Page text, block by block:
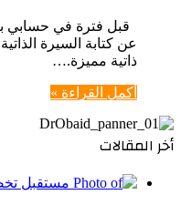
عن كتابة السيرة
ذاتية مميزة.…
أكمل القراءة »
أخر المقالات